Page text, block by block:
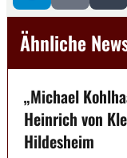
Ähnliche
„Michael
Heinrich von
Hildesheim